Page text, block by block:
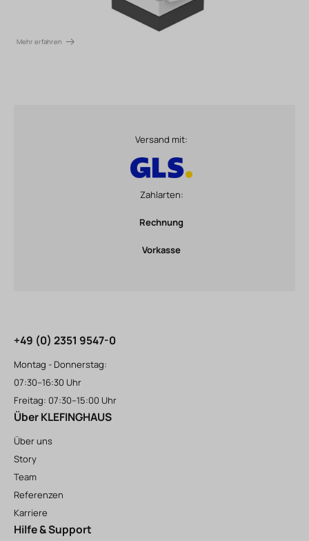
Mehr erfahren
Versand mit:
Zahlarten:
Rechnung
Vorkasse
+49 (0) 2351 9547-0
Montag - Donnerstag:
07:30–16:30 Uhr
Freitag: 07:30–15:00 Uhr
Über KLEFINGHAUS
Über uns
Story
Team
Referenzen
Karriere
Hilfe & Support